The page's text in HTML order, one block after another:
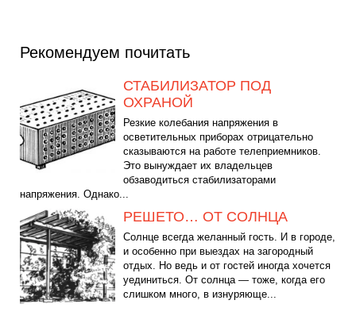
Рекомендуем почитать
СТАБИЛИЗАТОР ПОД
ОХРАНОЙ
Резкие колебания напряжения в
осветительных приборах отрицательно
сказываются на работе телеприемников.
Это вынуждает их владельцев
обзаводиться стабилизаторами
напряжения. Однако...
РЕШЕТО… ОТ СОЛНЦА
Солнце всегда желанный гость. И в городе,
и особенно при выездах на загородный
отдых. Но ведь и от гостей иногда хочется
уединиться. От солнца — тоже, когда его
слишком много, в изнуряюще...